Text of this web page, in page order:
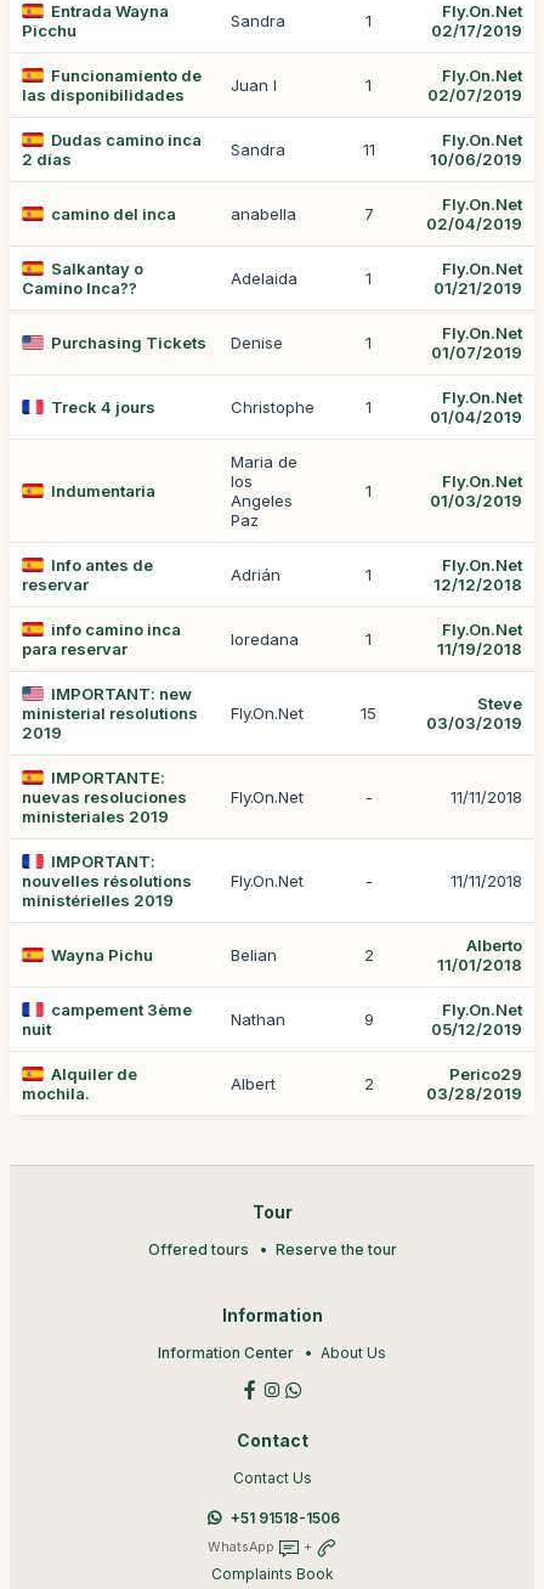
Entrada Wayna
Picchu
Sandra 1
Fly.On.Net
02/17/2019
Funcionamiento de
las disponibilidades
Juan I 1
Fly.On.Net
02/07/2019
Dudas camino inca
2 días
Sandra 11
Fly.On.Net
10/06/2019
camino del inca anabella 7
Fly.On.Net
02/04/2019
Salkantay o
Camino Inca??
Adelaida 1
Fly.On.Net
01/21/2019
Purchasing Tickets Denise 1
Fly.On.Net
01/07/2019
Treck 4 jours Christophe 1
Fly.On.Net
01/04/2019
Indumentaria
Maria de
los
Angeles
Paz
1
Fly.On.Net
01/03/2019
Info antes de
reservar
Adrián 1
Fly.On.Net
12/12/2018
info camino inca
para reservar
loredana 1
Fly.On.Net
11/19/2018
IMPORTANT: new
ministerial resolutions
2019
Fly.On.Net 15
Steve
03/03/2019
IMPORTANTE:
nuevas resoluciones
ministeriales 2019
Fly.On.Net - 11/11/2018
IMPORTANT:
nouvelles résolutions
ministérielles 2019
Fly.On.Net - 11/11/2018
Wayna Pichu Belian 2
Alberto
11/01/2018
campement 3ème
nuit
Nathan 9
Fly.On.Net
05/12/2019
Alquiler de
mochila.
Albert 2
Perico29
03/28/2019
Tour
Offered tours Reserve the tour
Information
Information Center About Us
Contact
Contact Us
+51 91518-1506
WhatsApp +
Complaints Book